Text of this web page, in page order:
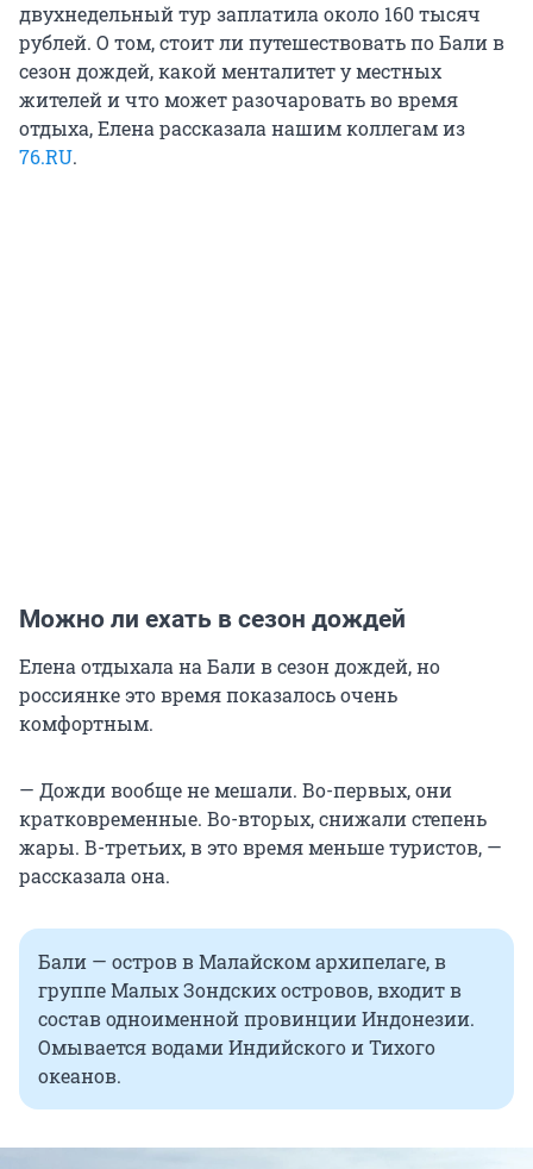
двухнедельный тур заплатила около 160тысяч
рублей. О том, стоит ли путешествовать по Бали в
сезон дождей, какой менталитет у местных
жителей и что может разочаровать во время
отдыха, Елена рассказала нашим коллегам из
76.RU.
Можно ли ехать в сезон дождей
Елена отдыхала на Бали в сезон дождей, но
россиянке это время показалось очень
комфортным.
— Дожди вообще не мешали. Во-первых, они
кратковременные. Во-вторых, снижали степень
жары. В-третьих, в это время меньше туристов, —
рассказала она.
Бали — остров в Малайском архипелаге, в
группе Малых Зондских островов, входит в
состав одноименной провинции Индонезии.
Омывается водами Индийского и Тихого
океанов.